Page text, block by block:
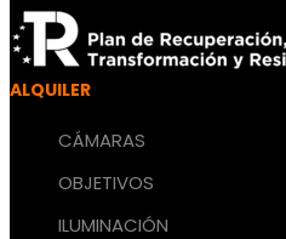
ALQUILER
CÁMARAS
OBJETIVOS
ILUMINACIÓN